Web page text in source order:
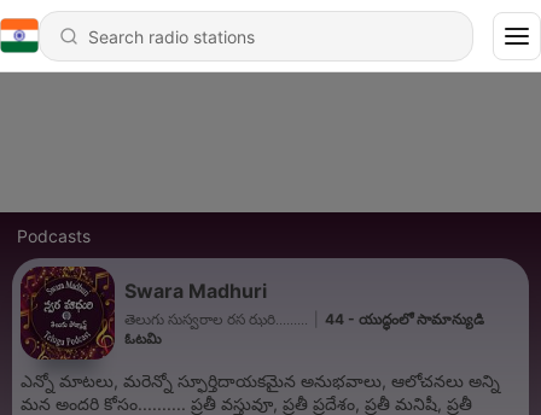
Podcasts
Swara Madhuri
తెలుగు సుస్వరాల రస ఝరి.........
44 - యుద్ధంలో సామాన్యుడి
ఓటమి
ఎన్నో మాటలు, మరెన్నో స్ఫూర్తిదాయకమైన అనుభవాలు, ఆలోచనలు అన్ని
మన అందరి కోసం.......... ప్రతీ వస్తువూ, ప్రతీ ప్రదేశం, ప్రతీ మనిషీ, ప్రతీ